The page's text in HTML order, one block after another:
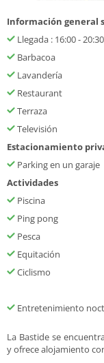
Información general
Llegada : 16:00 - 20:30
Barbacoa
Lavandería
Restaurant
Terraza
Televisión
Estacionamiento
Parking en un garaje
Actividades
Piscina
Ping pong
Pesca
Equitación
Ciclismo
Entretenimiento
La Bastide se
y ofrece alojamiento